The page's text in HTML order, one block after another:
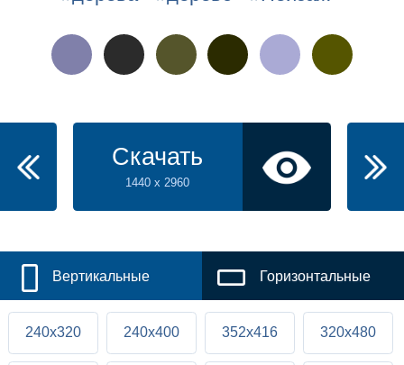
Скачать
1440 x 2960
Вертикальные Горизонтальные
240x320 240x400 352x416 320x480